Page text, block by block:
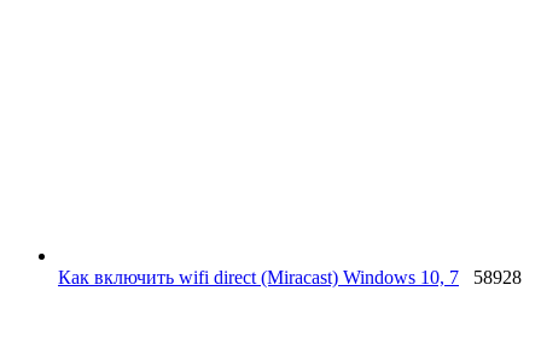
Как включить wifi direct (Miracast) Windows 10, 7 58928